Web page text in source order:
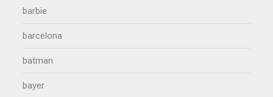
barbie
barcelona
batman
bayer